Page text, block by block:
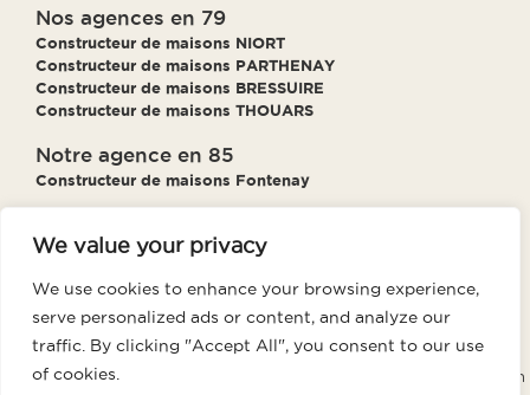
We value your privacy
We use cookies to enhance your browsing experience,
serve personalized ads or content, and analyze our
traffic. By clicking "Accept All", you consent to our use
of cookies.
Nos agences en 79
Constructeur de maisons NIORT
Constructeur de maisons PARTHENAY
Constructeur de maisons BRESSUIRE
Constructeur de maisons THOUARS
Notre agence en 85
Constructeur de maisons Fontenay
Constructeur de maisons Poitiers
Notre agence en 17
Constructeur de maisons La Rochelle
Groupe GTR, votre meilleur partenaire pour l’achat et la construction